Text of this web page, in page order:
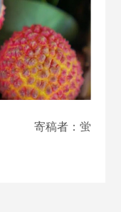
寄稿者：蛍